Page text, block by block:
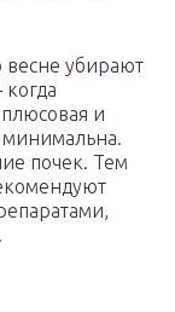
убирают
и
минимальна.
почек. Тем